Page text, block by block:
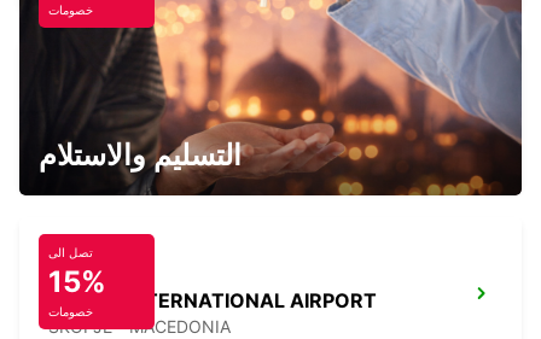
SKOPJE CITY CENTER
SKOPJE - MACEDONIA
SKOPJE INTERNATIONAL AIRPORT
SKOPJE - MACEDONIA
خصومات
التسليم والاستلام
تصل الى
15%
خصومات